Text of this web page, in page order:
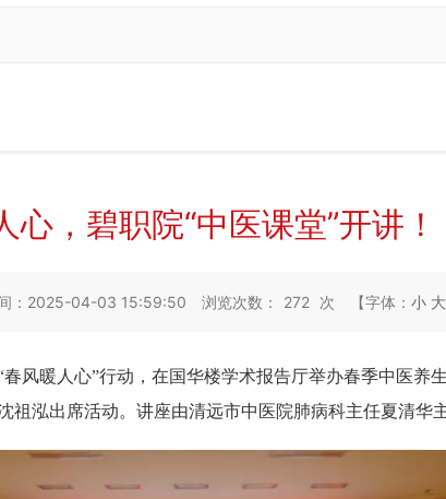
心，碧职院“中医课堂”开讲！
：2025-04-03 15:59:50 浏览次数： 272 次 【字体： 小 大
春风暖人 心”行动，在国华楼学术报告厅举办春季中医养
泓出席活动。讲座由清远市中医院肺病科主任夏清华主